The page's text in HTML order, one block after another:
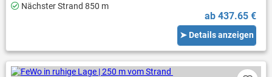
Nächster Strand 850 m
ab 437.65 €
➤ Details anzeigen